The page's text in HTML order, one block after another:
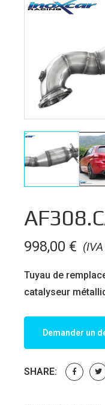
998,00 €
Tuyau de
catalyseur
Demander un
SHARE: